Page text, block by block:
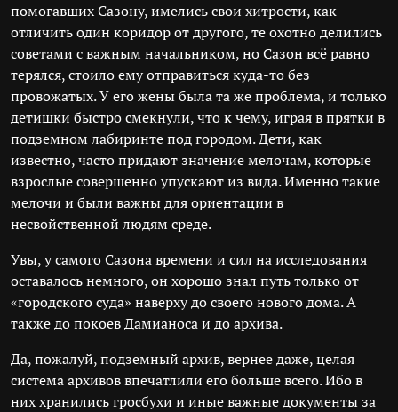
помогавших Сазону, имелись свои хитрости, как
отличить один коридор от другого, те охотно делились
советами с важным начальником, но Сазон всё равно
терялся, стоило ему отправиться куда-то без
провожатых. У его жены была та же проблема, и только
детишки быстро смекнули, что к чему, играя в прятки в
подземном лабиринте под городом. Дети, как
известно, часто придают значение мелочам, которые
взрослые совершенно упускают из вида. Именно такие
мелочи и были важны для ориентации в
несвойственной людям среде.
Увы, у самого Сазона времени и сил на исследования
оставалось немного, он хорошо знал путь только от
«городского суда» наверху до своего нового дома. А
также до покоев Дамианоса и до архива.
Да, пожалуй, подземный архив, вернее даже, целая
система архивов впечатлили его больше всего. Ибо в
них хранились гросбухи и иные важные документы за